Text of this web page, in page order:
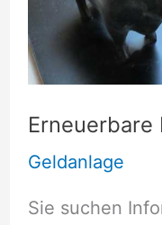
Erneuerbare
Geldanlage
Sie suchen